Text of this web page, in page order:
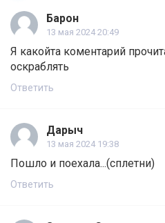
Барон
13 мая 2024 20:49
Я какойта коментарий
оскраблять
Ответить
Дарыч
13 мая 2024 19:38
Пошло и поехала...(сплетни)
Ответить